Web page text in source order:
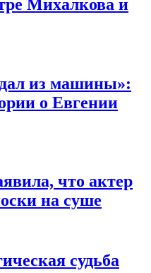
Михалкова и
из машины»:
о Евгении
что актер
на суше
судьба